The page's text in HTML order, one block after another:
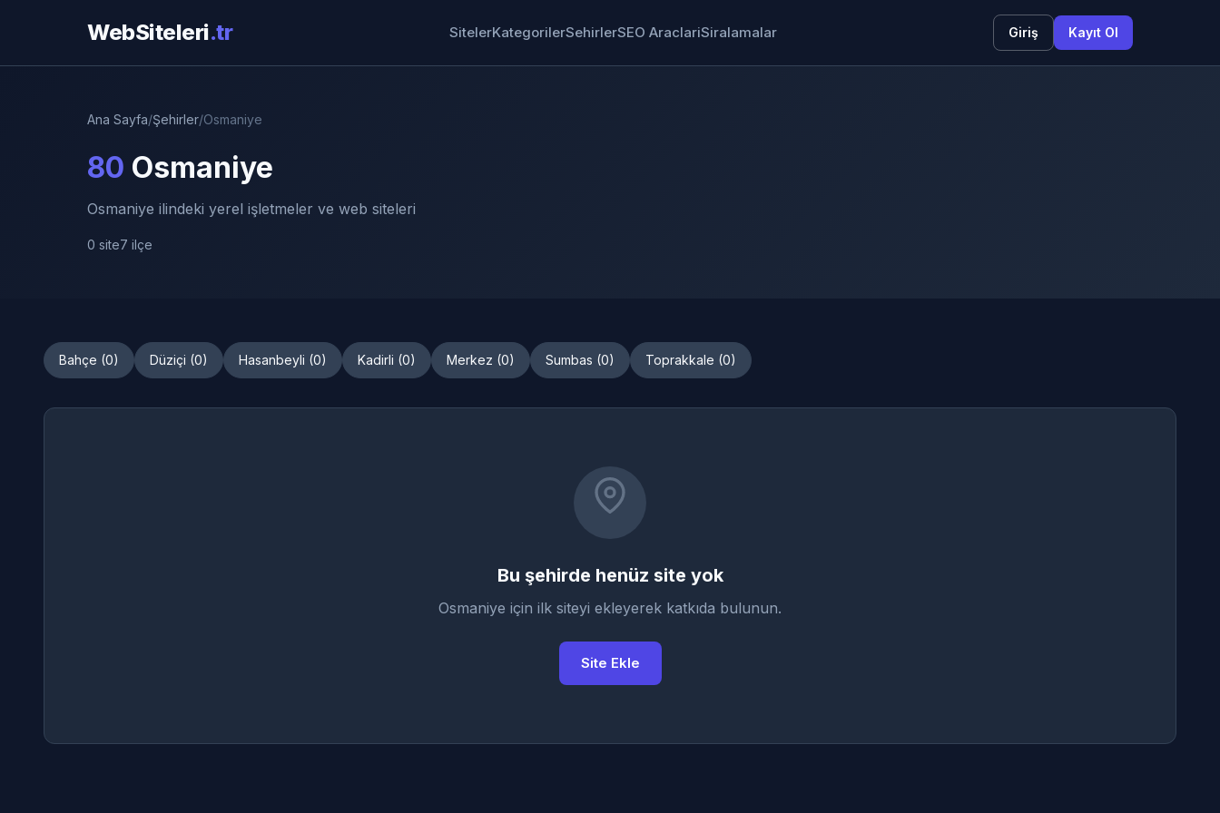
WebSiteleri.tr SitelerKategorilerSehirlerSEO AraclariSiralamalar Giriş Kayıt Ol
Ana Sayfa/Şehirler/Osmaniye
80 Osmaniye
Osmaniye ilindeki yerel işletmeler ve web siteleri
0 site7 ilçe
Bahçe (0) Düziçi (0) Hasanbeyli (0) Kadirli (0) Merkez (0) Sumbas (0) Toprakkale (0)
Bu şehirde henüz site yok
Osmaniye için ilk siteyi ekleyerek katkıda bulunun.
Site Ekle